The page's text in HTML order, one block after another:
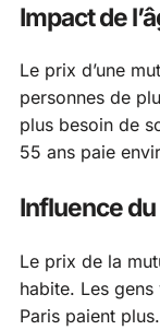
Impact de
Le prix d’une
personnes de
plus besoin de
55 ans paie
Influence
Le prix de la
habite. Les
Paris paient